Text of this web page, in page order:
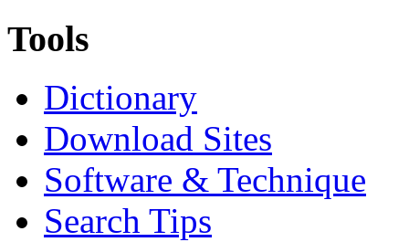
Tools
Dictionary
Download Sites
Software & Technique
Search Tips